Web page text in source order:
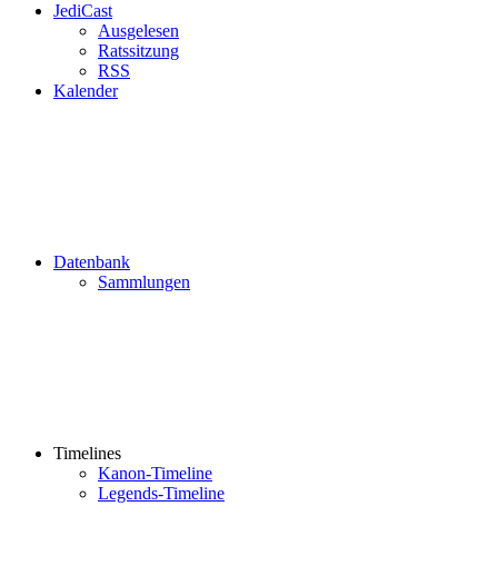
JediCast
Ausgelesen
Ratssitzung
RSS
Kalender
Datenbank
Sammlungen
Timelines
Kanon-Timeline
Legends-Timeline